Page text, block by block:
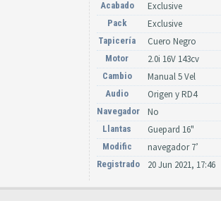
Acabado Exclusive
Pack Exclusive
Tapicería Cuero Negro
Motor 2.0i 16V 143cv
Cambio Manual 5 Vel
Audio Origen y RD4
Navegador No
Llantas Guepard 16"
Modific navegador 7’
Registrado 20 Jun 2021, 17:46